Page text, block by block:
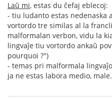
Laŭ mi, estas du ĉefaj eblecoj:
- tiu ludanto estas nedenaska
vortordo tre similas al la
malformalan verbon, vidu la
lingvaĵe tiu vortordo ankaŭ
pourquoi ?")
- temas pri malformala
ja ne estas labora medio, male.